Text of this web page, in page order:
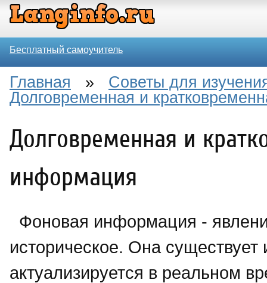
Бесплатный самоучитель
Главная » Советы для
Долговременная и
Долговременная и
информация
Фоновая информация -
историческое. Она существует
актуализируется в реальном